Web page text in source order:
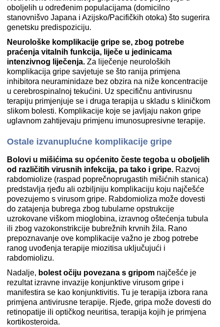
oboljelih u određenim populacijama (domicilno
stanovnišvo Japana i Azijsko/Pacifičkih otoka) što sugerira
genetsku predispoziciju.
Neurološke komplikacije gripe se, zbog potrebe
praćenja vitalnih funkcija, liječe u jedinicama
intenzivnog liječenja. Za liječenje neuroloških
komplikacija gripe savjetuje se što ranija primjena
inhibitora neuraminidaze bez obzira na niže koncentracije
u cerebrospinalnoj tekućini. Uz specifičnu antivirusnu
terapiju primjenjuje se i druga terapija u skladu s kliničkom
slikom bolesti. Komplikacije koje se javljaju nakon gripe
uglavnom zahtijevaju primjenu imunosupresivne terapije.
Ostale izvanuplućne komplikacije gripe
Bolovi u mišićima su općenito česte tegoba u oboljelih
od različitih virusnih infekcija, pa tako i gripe. Razvoj
rabdomiolize (raspad poprečnoprugastih mišićnih stanica)
predstavlja rjeđu ali ozbiljniju komplikaciju koju najčešće
povezujemo s virusom gripe. Rabdomioliza može dovesti
do zatajenja bubrega zbog tubularne opstrukcije
uzrokovane viškom mioglobina, izravnog oštećenja tubula
ili zbog vazokonstrikcije bubrežnih krvnih žila. Rano
prepoznavanje ove komplikacije važno je zbog potrebe
ranog uvođenja terapije miozitisa uključujući i
rabdomiolizu.
Nadalje, bolest očiju povezana s gripom najčešće je
rezultat izravne invazije konjunktive virusom gripe i
manifestira se kao konjunktivitis. Tu je terapija izbora rana
primjena antivirusne terapije. Rjeđe, gripa može dovesti do
retinopatije ili optičkog neuritisa, terapija kojih je primjena
kortikosteroida.